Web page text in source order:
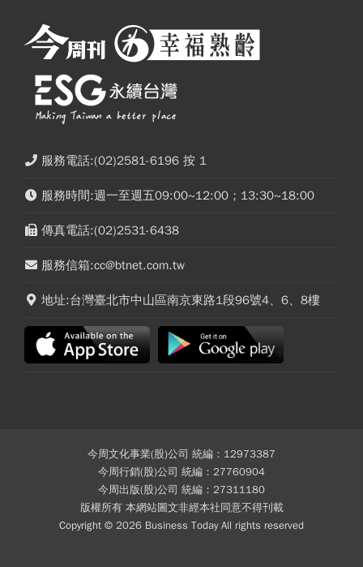
服務電話:(02)2581-6196 按 1
服務時間:週一至週五09:00~12:00；13:30~18:00
傳真電話:(02)2531-6438
服務信箱:cc@btnet.com.tw
地址:台灣臺北市中山區南京東路1段96號4、6、8樓
今周文化事業(股)公司 統編：12973387
今周行銷(股)公司 統編：27760904
今周出版(股)公司 統編：27311180
版權所有 本網站圖文非經本社同意不得刊載
Copyright © 2026 Business Today All rights reserved